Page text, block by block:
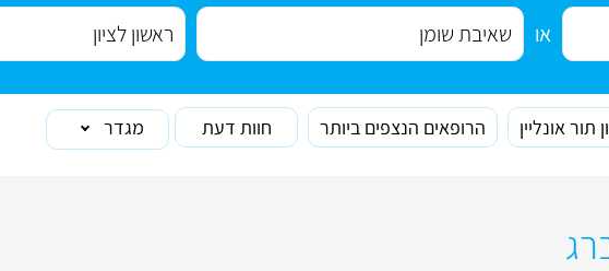
או
תור אונליין הרופאים הנצפים ביותר חוות דעת מגדר